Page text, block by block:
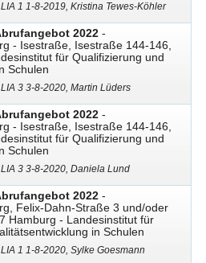
1 1-8-2019, Kristina Tewes-Köhler
2022 -
- Isestraße, Isestraße 144-146,
für Qualifizierung und
Schulen
3 3-8-2020, Martin Lüders
2022 -
- Isestraße, Isestraße 144-146,
für Qualifizierung und
Schulen
3 3-8-2020, Daniela Lund
2022 -
Felix-Dahn-Straße 3 und/oder
Hamburg - Landesinstitut für
in Schulen
1 1-8-2020, Sylke Goesmann